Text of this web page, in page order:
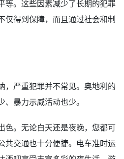
等。这些因素减少了长期的犯罪
仅得到保障，而且通过社会和制
，严重犯罪并不常见。奥地利的
暴力示威活动也少。
色。无论白天还是夜晚，您都可
共交通也十分便捷。电车准时运